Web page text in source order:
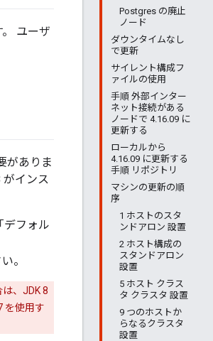
Postgres の廃止
ノード
ダウンタイムなし
で更新
サイレント構成フ
ァイルの使用
手順 外部インター
ネット接続がある
ノードで 4.16.09 に
更新する
ローカルから
4.16.09 に更新する
手順 リポジトリ
マシンの更新の順
序
1 ホストのスタ
ンドアロン 設置
2 ホスト構成の
スタンドアロン
設置
5 ホスト クラス
タ クラスタ 設置
9 つのホストか
らなるクラスタ
設置
ユーザ
がありま
がインス
デフォル
。
、JDK 8
を使用す